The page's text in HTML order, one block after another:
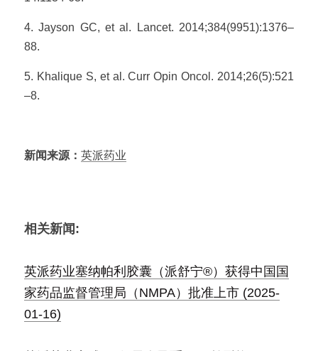
4. Jayson GC, et al. Lancet. 2014;384(9951):1376–
88.
5. Khalique S, et al. Curr Opin Oncol. 2014;26(5):521
–8.
新闻来源： 英派药业
相关新闻:
英派药业塞纳帕利胶囊（派舒宁®）获得中国国
家药品监督管理局（NMPA）批准上市 (2025-
01-16)